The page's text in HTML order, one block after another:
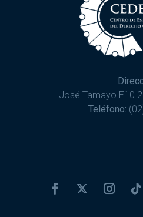
José Tamayo E10
Teléfono: